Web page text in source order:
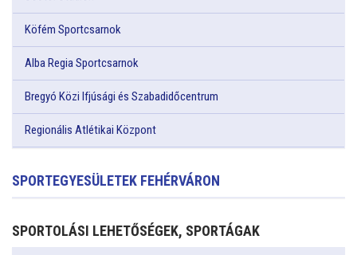
Köfém Sportcsarnok
Alba Regia Sportcsarnok
Bregyó Közi Ifjúsági és Szabadidőcentrum
Regionális Atlétikai Központ
SPORTEGYESÜLETEK FEHÉRVÁRON
SPORTOLÁSI LEHETŐSÉGEK, SPORTÁGAK